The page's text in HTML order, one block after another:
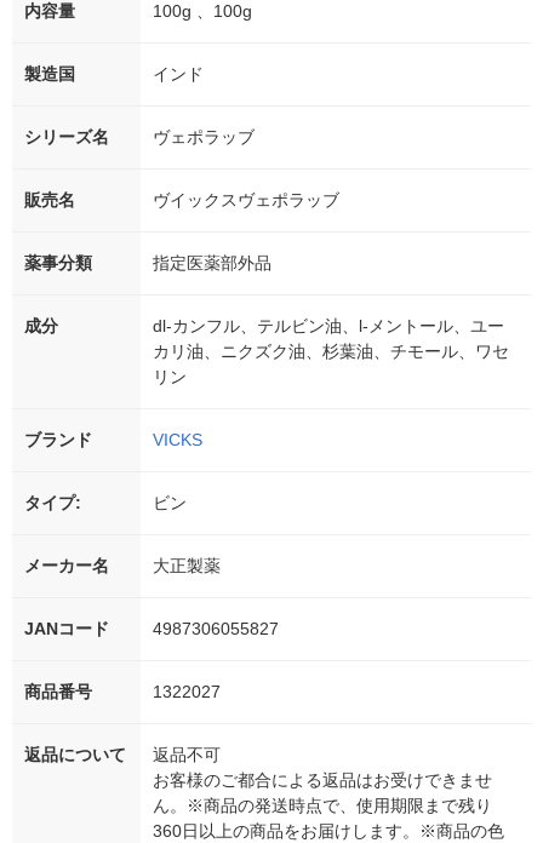
内容量 100g 、100g
製造国 インド
シリーズ名 ヴェポラッブ
販売名 ヴイックスヴェポラッブ
薬事分類 指定医薬部外品
成分
dl-カンフル、テルビン油、l-メントール、ユー
カリ油、ニクズク油、杉葉油、チモール、ワセ
リン
ブランド VICKS
タイプ: ビン
メーカー名 大正製薬
JANコード 4987306055827
商品番号 1322027
返品について
返品不可
お客様のご都合による返品はお受けできませ
ん。※商品の発送時点で、使用期限まで残り
360日以上の商品をお届けします。※商品の色